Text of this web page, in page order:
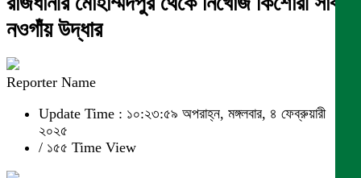
নওগাঁয় উদ্ধার
Reporter Name
Update Time : ১০:২৩:৫৯ অপরাহ্ন, মঙ্গলবার, ৪ ফেব্রুয়ারী
২০২৫
/ ১৫৫ Time View